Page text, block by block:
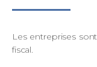
Les entreprises
fiscal.